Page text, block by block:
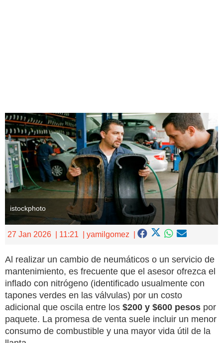
istockphoto
27 Jan 2026 11:21 yamilgomez
Al realizar un cambio de neumáticos o un servicio de
mantenimiento, es frecuente que el asesor ofrezca el
inflado con nitrógeno (identificado usualmente con
tapones verdes en las válvulas) por un costo
adicional que oscila entre los $200 y $600 pesos por
paquete. La promesa de venta suele incluir un menor
consumo de combustible y una mayor vida útil de la